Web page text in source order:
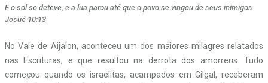
E o sol se deteve, e a lua parou até que o povo se vingou de seus inimigos.
Josué 10:13
No Vale de Aijalon, aconteceu um dos maiores milagres relatados
nas Escrituras, e que resultou na derrota dos amorreus. Tudo
começou quando os israelitas, acampados em Gilgal, receberam